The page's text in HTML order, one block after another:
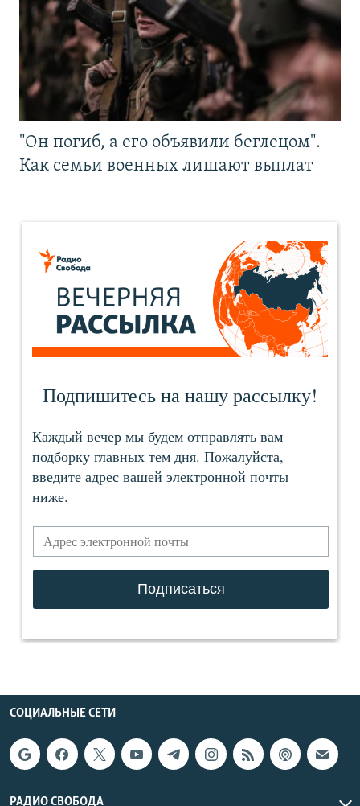
"Он погиб, а его объявили беглецом".
Как семьи военных лишают выплат
СОЦИАЛЬНЫЕ СЕТИ
РАДИО СВОБОДА